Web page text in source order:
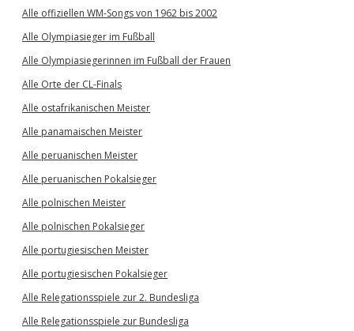
Alle offiziellen WM-Songs von 1962 bis 2002
Alle Olympiasieger im Fußball
Alle Olympiasiegerinnen im Fußball der Frauen
Alle Orte der CL-Finals
Alle ostafrikanischen Meister
Alle panamaischen Meister
Alle peruanischen Meister
Alle peruanischen Pokalsieger
Alle polnischen Meister
Alle polnischen Pokalsieger
Alle portugiesischen Meister
Alle portugiesischen Pokalsieger
Alle Relegationsspiele zur 2. Bundesliga
Alle Relegationsspiele zur Bundesliga